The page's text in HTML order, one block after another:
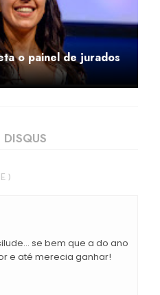
o painel de jurados
)
se bem que a do ano
e até merecia ganhar!